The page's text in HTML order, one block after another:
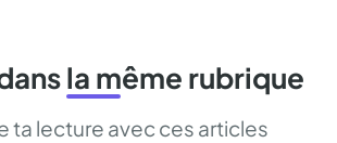
la même rubrique
ta lecture avec ces articles